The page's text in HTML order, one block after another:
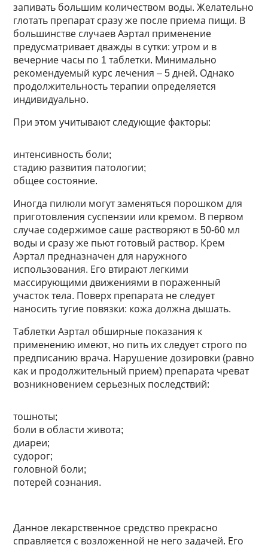
запивать большим количеством воды. Желательно
глотать препарат сразу же после приема пищи. В
большинстве случаев Аэртал применение
предусматривает дважды в сутки: утром и в
вечерние часы по 1 таблетки. Минимально
рекомендуемый курс лечения – 5 дней. Однако
продолжительность терапии определяется
индивидуально.
При этом учитывают следующие факторы:
интенсивность боли;
стадию развития патологии;
общее состояние.
Иногда пилюли могут заменяться порошком для
приготовления суспензии или кремом. В первом
случае содержимое саше растворяют в 50-60 мл
воды и сразу же пьют готовый раствор. Крем
Аэртал предназначен для наружного
использования. Его втирают легкими
массирующими движениями в пораженный
участок тела. Поверх препарата не следует
наносить тугие повязки: кожа должна дышать.
Таблетки Аэртал обширные показания к
применению имеют, но пить их следует строго по
предписанию врача. Нарушение дозировки (равно
как и продолжительный прием) препарата чреват
возникновением серьезных последствий:
тошноты;
боли в области живота;
диареи;
судорог;
головной боли;
потерей сознания.
Данное лекарственное средство прекрасно
справляется с возложенной не него задачей. Его